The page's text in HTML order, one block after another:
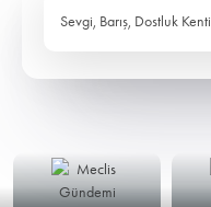
Sevgi, Barış, Dostluk Kenti